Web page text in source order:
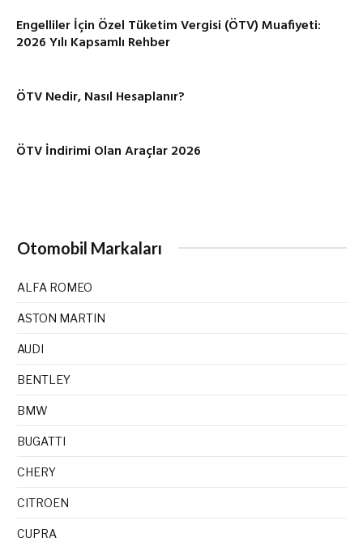
Engelliler İçin Özel Tüketim Vergisi (ÖTV) Muafiyeti:
2026 Yılı Kapsamlı Rehber
ÖTV Nedir, Nasıl Hesaplanır?
ÖTV İndirimi Olan Araçlar 2026
Otomobil Markaları
ALFA ROMEO
ASTON MARTIN
AUDI
BENTLEY
BMW
BUGATTI
CHERY
CITROEN
CUPRA